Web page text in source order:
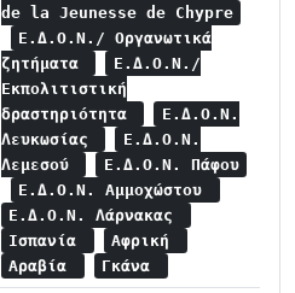
de la Jeunesse de Chypre
Ε.Δ.Ο.Ν./ Οργανωτικά
ζητήματα
Ε.Δ.Ο.Ν./
Εκπολιτιστική
δραστηριότητα
Ε.Δ.Ο.Ν.
Λευκωσίας
Ε.Δ.Ο.Ν.
Λεμεσού
Ε.Δ.Ο.Ν. Πάφου
Ε.Δ.Ο.Ν. Αμμοχώστου
Ε.Δ.Ο.Ν. Λάρνακας
Ισπανία
Αφρική
Αραβία
Γκάνα